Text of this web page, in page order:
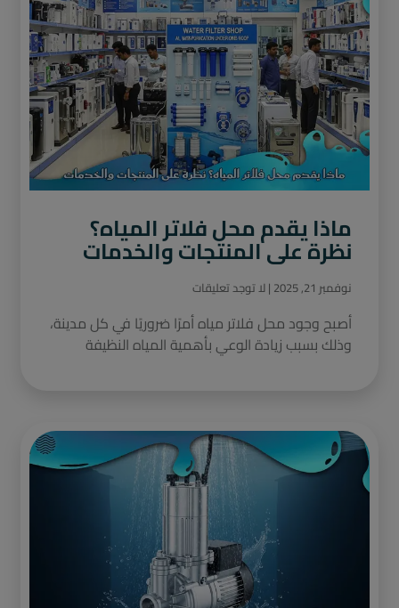
ماذا يقدم محل فلاتر المياه؟
نظرة على المنتجات والخدمات
نوفمبر 21, 2025 لا توجد تعليقات
أصبح وجود محل فلاتر مياه أمرًا ضروريًا في كل مدينة،
وذلك بسبب زيادة الوعي بأهمية المياه النظيفة